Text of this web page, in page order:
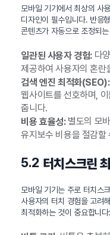
모바일 기기에서 최상의 사
디자인이 필수입니다. 반응
콘텐츠가 자동으로 조정되
일관된 사용자 경험:다
제공하여 사용자의 혼란
검색 엔진 최적화(SEO):
웹사이트를 선호하며,
줍니다.
비용 효율성:별도의 모
유지보수 비용을 절감할
5.2 터치스크린
모바일 기기는 주로 터치스
사용자의 터치 경험을 고려
최적화하는 것이 중요합니다: